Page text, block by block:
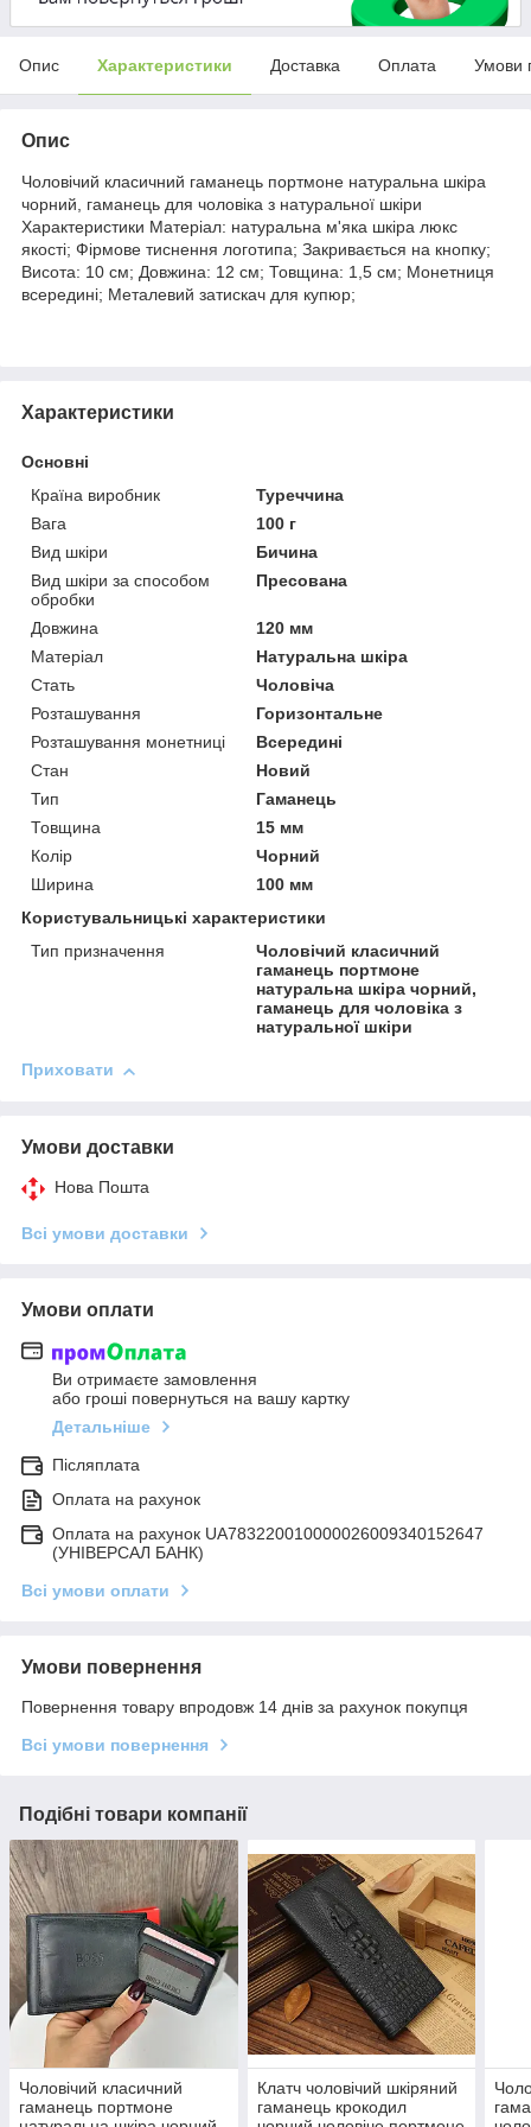
Опис Характеристики Доставка Оплата Умови
Опис
Чоловічий класичний гаманець портмоне натуральна шкіра
чорний, гаманець для чоловіка з натуральної шкіри
Характеристики Матеріал: натуральна м'яка шкіра люкс
якості; Фірмове тиснення логотипа; Закривається на кнопку;
Висота: 10 см; Довжина: 12 см; Товщина: 1,5 см; Монетниця
всередині; Металевий затискач для купюр;
Характеристики
Основні
Країна виробник
Туреччина
Вага
100 г
Вид шкіри
Бичина
Вид шкіри за способом
обробки
Пресована
Довжина
120 мм
Матеріал
Натуральна шкіра
Стать
Чоловіча
Розташування
Горизонтальне
Розташування монетниці
Всередині
Стан
Новий
Тип
Гаманець
Товщина
15 мм
Колір
Чорний
Ширина
100 мм
Користувальницькі характеристики
Тип призначення
Чоловічий класичний
гаманець портмоне
натуральна шкіра чорний,
гаманець для чоловіка з
натуральної шкіри
Приховати
Умови доставки
Нова Пошта
Всі умови доставки
Умови оплати
Ви отримаєте замовлення
або гроші повернуться на вашу картку
Детальніше
Післяплата
Оплата на рахунок
Оплата на рахунок UA783220010000026009340152647
(УНІВЕРСАЛ БАНК)
Всі умови оплати
Умови повернення
Повернення товару впродовж 14 днів за рахунок покупця
Всі умови повернення
Подібні товари компанії
Чоловічий класичний
гаманець портмоне
Клатч чоловічий шкіряний
гаманець крокодил